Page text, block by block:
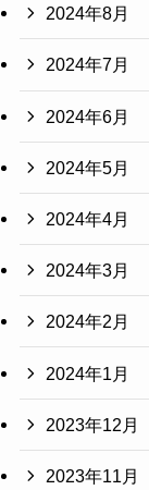
2024年8月
2024年7月
2024年6月
2024年5月
2024年4月
2024年3月
2024年2月
2024年1月
2023年12月
2023年11月